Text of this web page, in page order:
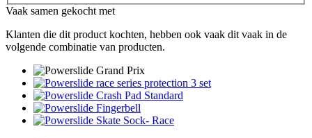
Vaak samen gekocht met
Klanten die dit product kochten, hebben ook vaak dit vaak in de
volgende combinatie van producten.